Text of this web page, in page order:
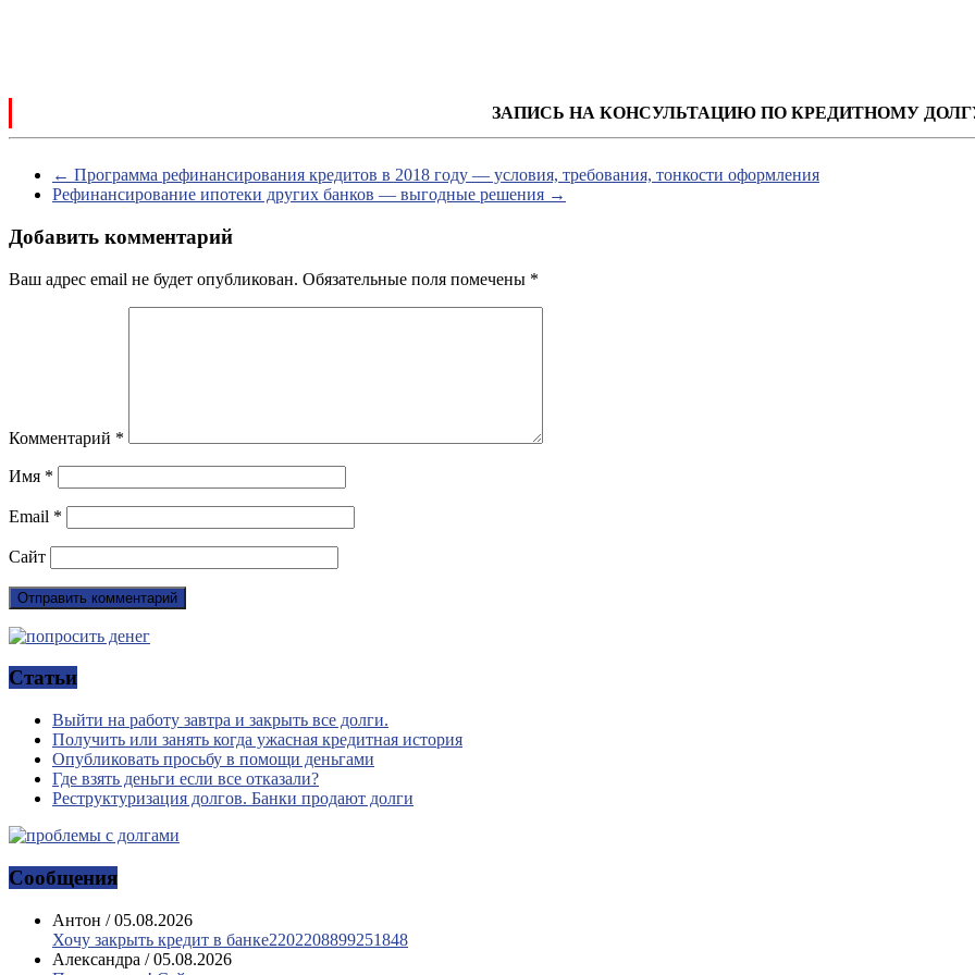
ЗАПИСЬ НА КОНСУЛЬТАЦИЮ ПО КРЕДИТНОМУ
← Программа рефинансирования кредитов в 2018 году — условия, требования, тонкости оформления
Рефинансирование ипотеки других банков — выгодные решения →
Добавить комментарий
Ваш адрес email не будет опубликован. Обязательные поля помечены *
Комментарий *
Имя *
Email *
Сайт
Статьи
Выйти на работу завтра и закрыть все долги.
Получить или занять когда ужасная кредитная история
Опубликовать просьбу в помощи деньгами
Где взять деньги если все отказали?
Реструктуризация долгов. Банки продают долги
Сообщения
Антон /05.08.2026
Хочу закрыть кредит в банке2202208899251848
Александра /05.08.2026